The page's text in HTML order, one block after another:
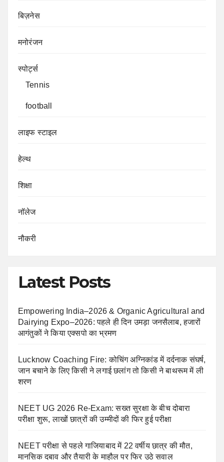
बिज़नेस
मनोरंजन
स्पोर्ट्स
Tennis
football
लाइफ स्टाइल
हेल्थ
शिक्षा
नॉलेज
नौकरी
Latest Posts
Empowering India–2026 & Organic Agricultural and
Dairying Expo–2026: पहले ही दिन उमड़ा जनसैलाब, हजारों
आगंतुकों ने किया एक्सपो का भ्रमण
Lucknow Coaching Fire: कोचिंग अग्निकांड में दर्दनाक संघर्ष,
जान बचाने के लिए किसी ने लगाई छलांग तो किसी ने बाथरूम में ली
शरण
NEET UG 2026 Re-Exam: सख्त सुरक्षा के बीच दोबारा
परीक्षा शुरू, लाखों छात्रों की उम्मीदों की फिर हुई परीक्षा
NEET परीक्षा से पहले गाजियाबाद में 22 वर्षीय छात्र की मौत,
मानसिक दबाव और तैयारी के माहौल पर फिर उठे सवाल